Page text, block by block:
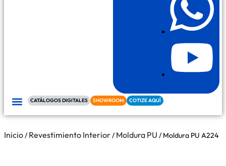
CATÁLOGOS DIGITALES SHOWROOM COTIZE AQUÍ
Inicio/ Revestimiento Interior/ Moldura PU / Moldura PU A224